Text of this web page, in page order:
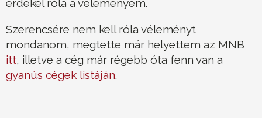
érdekel róla a véleményem.
Szerencsére nem kell róla véleményt
mondanom, megtette már helyettem az MNB
itt, illetve a cég már régebb óta fenn van a
gyanús cégek listáján.